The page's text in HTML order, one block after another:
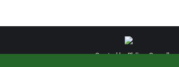
Created by Philipp Gregull